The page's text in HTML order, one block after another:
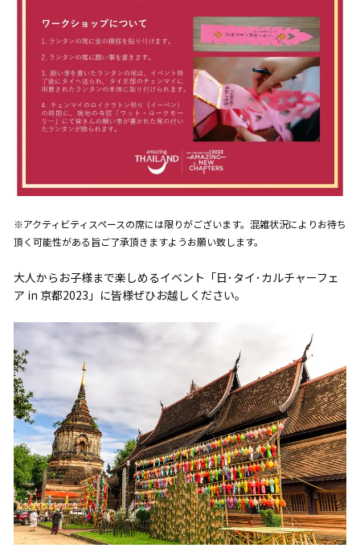
※アクティビティスペースの席には限りがございます。混雑状況によりお待ち
頂く可能性がある旨ご了承頂きますようお願い致します。
大人からお子様まで楽しめるイベント「日･タイ･カルチャーフェ
ア in 京都2023」に皆様ぜひお越しください。